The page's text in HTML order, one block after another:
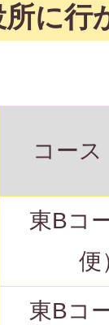
に行
コー
東Bコ
便
東Bコ